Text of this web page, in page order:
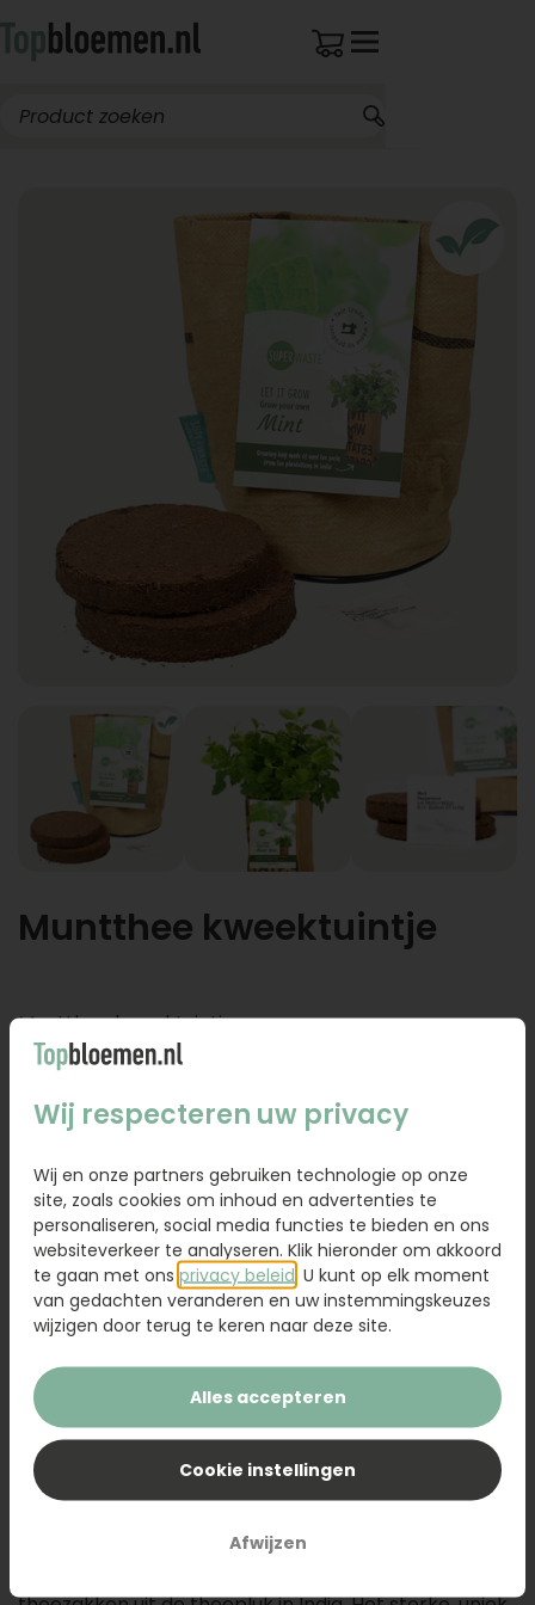
Muntthee kweektuintje
Muntthee kweektuintje
Voeg een kaart toe met jouw persoonlijke tekst
Voeg toe aan winkelwagen
Maak je eigen Munt thee of verfrissend Munt water!
Kweek in de tuin, op het balkon of de vensterbank.
Dit kweektuintje bevat aardetabletten en een zakje
zaden. Op de achterkant van het label staat
Wij respecteren uw privacy
Wij en onze partners gebruiken technologie op onze
site, zoals cookies om inhoud en advertenties te
personaliseren, social media functies te bieden en ons
websiteverkeer te analyseren. Klik hieronder om akkoord
te gaan met ons privacy beleid . U kunt op elk moment
van gedachten veranderen en uw instemmingskeuzes
wijzigen door terug te keren naar deze site.
Alles accepteren
Cookie instellingen
Afwijzen